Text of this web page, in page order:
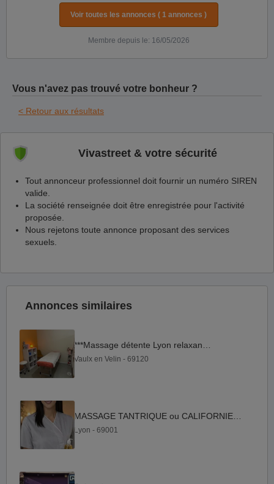
Voir toutes les annonces ( 1 annonces )
Membre depuis le: 16/05/2026
Vous n'avez pas trouvé votre bonheur ?
< Retour aux résultats
Vivastreet & votre sécurité
Tout annonceur professionnel doit fournir un numéro SIREN
valide.
La société renseignée doit être enregistrée pour l'activité
proposée.
Nous rejetons toute annonce proposant des services
sexuels.
Annonces similaires
Vaulx en Velin - 69120
Lyon - 69001